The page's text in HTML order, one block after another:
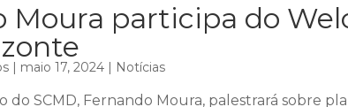
Moura participa do
| maio 17, 2024 | Notícias
do SCMD, Fernando Moura, palestrará sobre